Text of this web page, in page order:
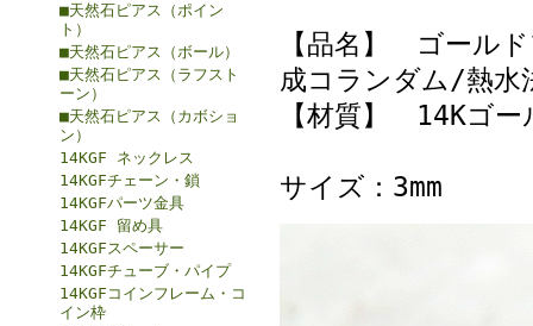
■天然石ピアス（ポイン
ト）
■天然石ピアス（ボール）
■天然石ピアス（ラフスト
ーン）
■天然石ピアス（カボショ
ン）
14KGF ネックレス
14KGFチェーン・鎖
14KGFパーツ金具
14KGF 留め具
14KGFスペーサー
14KGFチューブ・パイプ
14KGFコインフレーム・コ
イン枠
【品名】 ゴール
成コランダム/熱水
【材質】 14Kゴ
サイズ：3mm